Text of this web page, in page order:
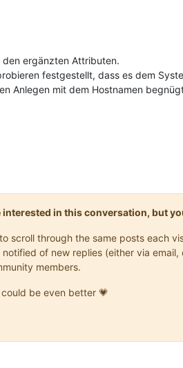
den ergänzten Attributen.
festgestellt, dass es dem
Anlegen mit dem Hostnamen
in this conversation, but
scroll through the same posts each
of new replies (either via
members.
be even better 💗